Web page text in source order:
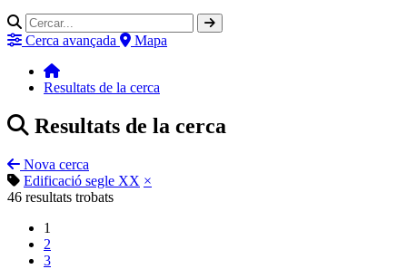
Cerca avançada Mapa
Resultats de la cerca
Resultats de la cerca
Nova cerca
Edificació segle XX ×
46 resultats trobats
1
2
3